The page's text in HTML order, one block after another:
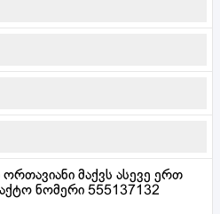
მაქვს ასევე ერთ
ნომერი 555137132